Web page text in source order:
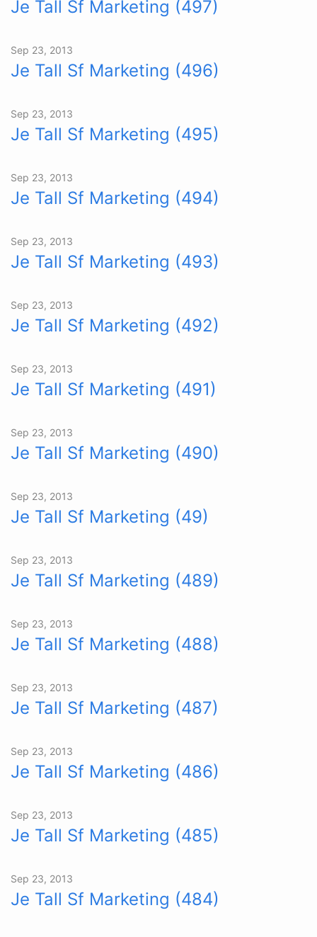
Je Tall Sf Marketing (497)
Sep 23, 2013
Je Tall Sf Marketing (496)
Sep 23, 2013
Je Tall Sf Marketing (495)
Sep 23, 2013
Je Tall Sf Marketing (494)
Sep 23, 2013
Je Tall Sf Marketing (493)
Sep 23, 2013
Je Tall Sf Marketing (492)
Sep 23, 2013
Je Tall Sf Marketing (491)
Sep 23, 2013
Je Tall Sf Marketing (490)
Sep 23, 2013
Je Tall Sf Marketing (49)
Sep 23, 2013
Je Tall Sf Marketing (489)
Sep 23, 2013
Je Tall Sf Marketing (488)
Sep 23, 2013
Je Tall Sf Marketing (487)
Sep 23, 2013
Je Tall Sf Marketing (486)
Sep 23, 2013
Je Tall Sf Marketing (485)
Sep 23, 2013
Je Tall Sf Marketing (484)